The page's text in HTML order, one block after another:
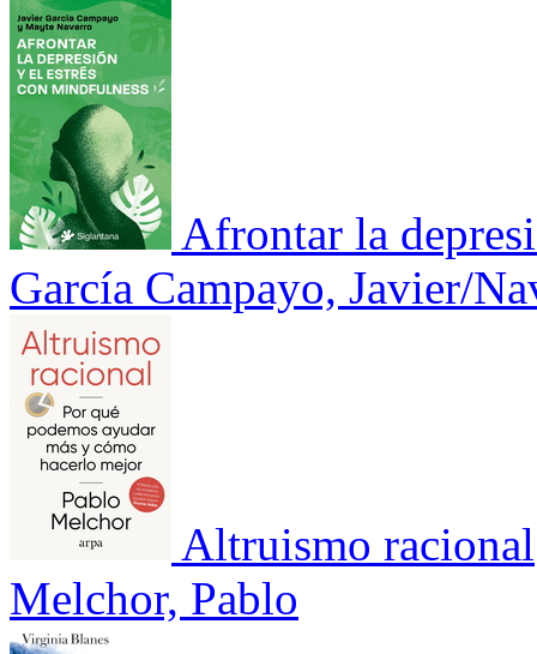
Afrontar la
García Campayo, Javier/
Altruismo racional
Melchor, Pablo